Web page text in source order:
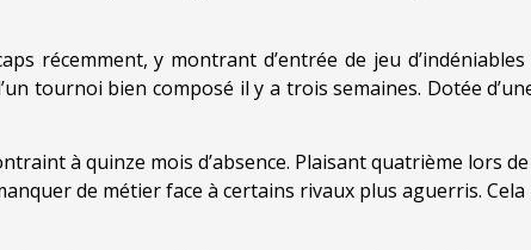
récemment, y montrant d’entrée de jeu
tournoi bien composé il y a trois semaines. Dotée
à quinze mois d’absence. Plaisant quatrième lors
de métier face à certains rivaux plus aguerris.